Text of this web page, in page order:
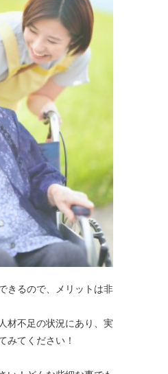
きるので、メリットは非
材不足の状況にあり、実
みてください！